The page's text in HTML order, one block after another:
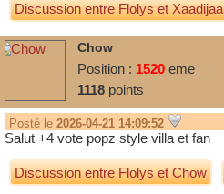
Discussion entreFlolysetXaadijaa
Chow
Position : 1520 eme
1118 points
Posté le 2026-04-21 14:09:52
Salut +4 vote popz style villa et fan
Discussion entreFlolysetChow